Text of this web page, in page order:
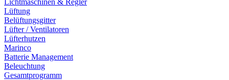
Lichtmaschinen & Regler
Lüftung
Belüftungsgitter
Lüfter / Ventilatoren
Lüfterhutzen
Marinco
Batterie Management
Beleuchtung
Gesamtprogramm